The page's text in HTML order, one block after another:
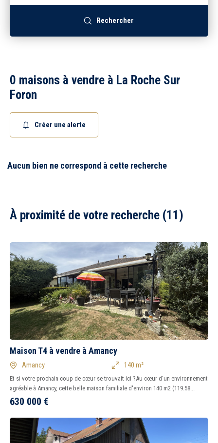
Rechercher
0 maisons à vendre à La Roche Sur
Foron
Créer une alerte
Aucun bien ne correspond à cette recherche
À proximité de votre recherche (11)
Maison T4 à vendre à Amancy
Amancy 140 m²
Et si votre prochain coup de cœur se trouvait ici ?Au cœur d'un environnement
agréable à Amancy, cette belle maison familiale d'environ 140 m2 (119.58...
630 000 €